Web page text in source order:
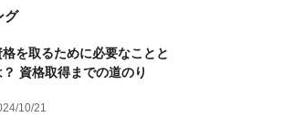
グ
格を取るために必要なことと
？ 資格取得までの道のり
10/21